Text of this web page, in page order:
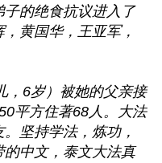
的绝食抗议进入了
黄国华，王亚军，
，6岁）被她的父亲接
平方住著68人。大法
坚持学法，炼功，
中文，泰文大法真